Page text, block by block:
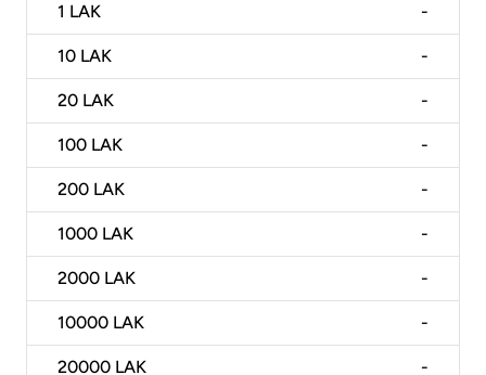
1 LAK -
10 LAK -
20 LAK -
100 LAK -
200 LAK -
1000 LAK -
2000 LAK -
10000 LAK -
20000 LAK -